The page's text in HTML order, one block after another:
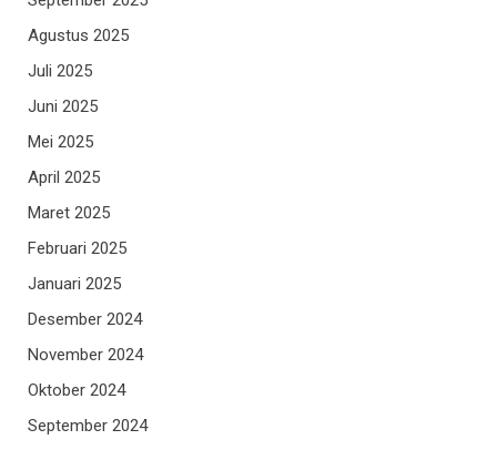
Agustus 2025
Juli 2025
Juni 2025
Mei 2025
April 2025
Maret 2025
Februari 2025
Januari 2025
Desember 2024
November 2024
Oktober 2024
September 2024